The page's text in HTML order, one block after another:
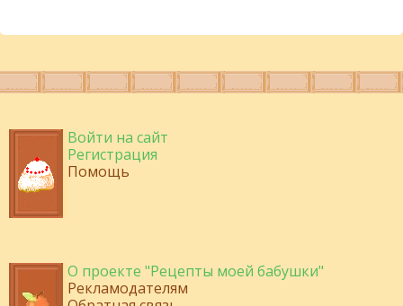
Войти на сайт
Регистрация
Помощь
О проекте "Рецепты моей бабушки"
Рекламодателям